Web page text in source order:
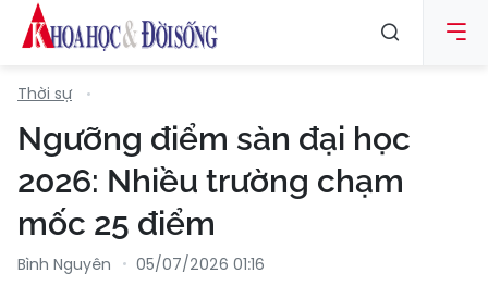
Thời sự
Ngưỡng điểm sàn đại học
2026: Nhiều trường chạm
mốc 25 điểm
Bình Nguyên 05/07/2026 01:16